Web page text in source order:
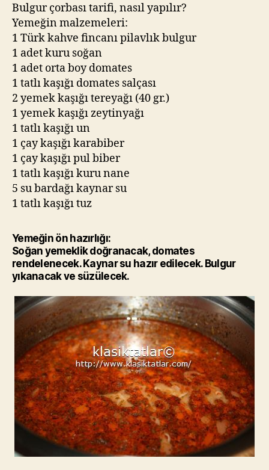
Bulgur çorbası tarifi, nasıl yapılır?
Yemeğin malzemeleri:
1 Türk kahve fincanı pilavlık bulgur
1 adet kuru soğan
1 adet orta boy domates
1 tatlı kaşığı domates salçası
2 yemek kaşığı tereyağı (40 gr.)
1 yemek kaşığı zeytinyağı
1 tatlı kaşığı un
1 çay kaşığı karabiber
1 çay kaşığı pul biber
1 tatlı kaşığı kuru nane
5 su bardağı kaynar su
1 tatlı kaşığı tuz
Yemeğin ön hazırlığı:
Soğan yemeklik doğranacak, domates
rendelenecek. Kaynar su hazır edilecek. Bulgur
yıkanacak ve süzülecek.